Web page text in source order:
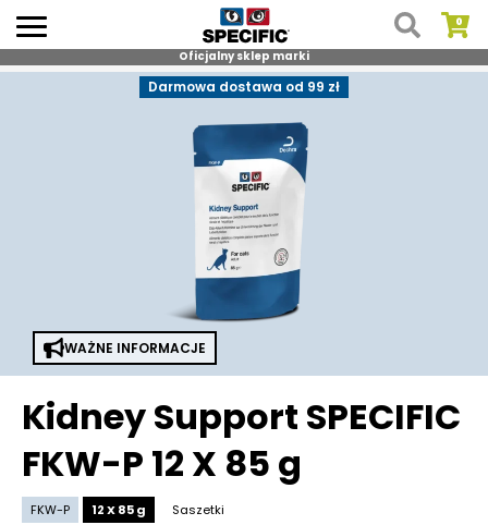
Skip
Oficjalny sklep marki
Darmowa dostawa od 99 zł
WAŻNE INFORMACJE
Kidney Support SPECIFIC
FKW-P 12 X 85 g
FKW-P 12 X 85 g Saszetki